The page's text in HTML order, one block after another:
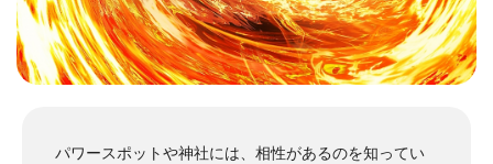
パワースポットや神社には、相性があるのを知ってい